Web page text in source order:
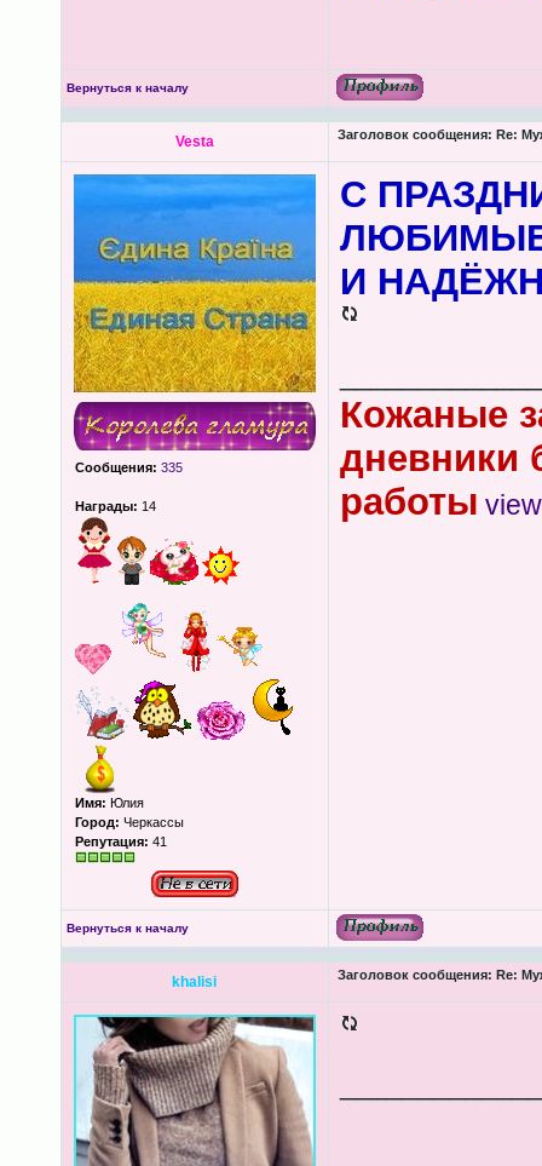
Вернуться к началу
Vesta Заголовок сообщения: Re:
Сообщения: 335
Награды: 14
Имя: Юлия
Город: Черкассы
Репутация: 41
С
И
Кожаные
дневники
работы
Вернуться к началу
khalisi Заголовок сообщения: Re: